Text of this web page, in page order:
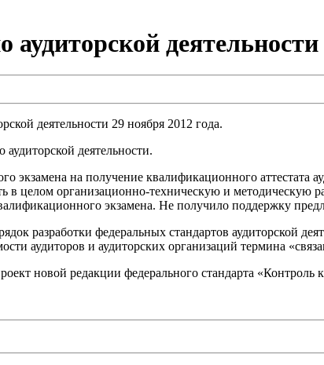
аудиторской деятельности
деятельности 29 ноября 2012 года.
аудиторской деятельности.
экзамена на получение квалификационного аттестата
в целом организационно-техническую и
экзамена. Не получило поддержку
разработки федеральных стандартов аудиторской
аудиторов и аудиторских организаций термина
новой редакции федерального стандарта «Контроль